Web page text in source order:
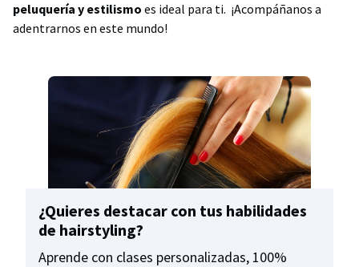
peluquería y estilismo es ideal para ti. ¡Acompáñanos a
adentrarnos en este mundo!
¿Quieres destacar con tus habilidades
de hairstyling?
Aprende con clases personalizadas, 100%